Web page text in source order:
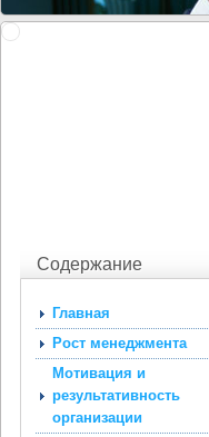
Содержание
Главная
Рост менеджмента
Мотивация и
результативность
организации